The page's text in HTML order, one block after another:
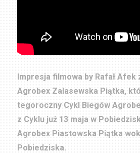
Impresja filmowa by Rafał Afek
Agrobex Zalasewska Piątka,
tegoroczny Cykl Biegów
z Cyklu już 13 maja w
Agrobex Piastowska Piątka
Pobiedziska.